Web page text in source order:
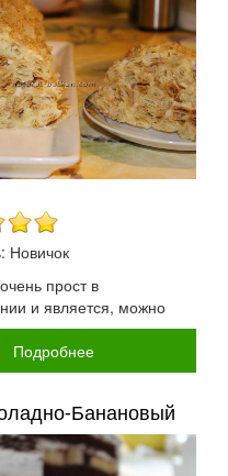
Новичок
прост в
и является, можно
Подробнее
Банановый